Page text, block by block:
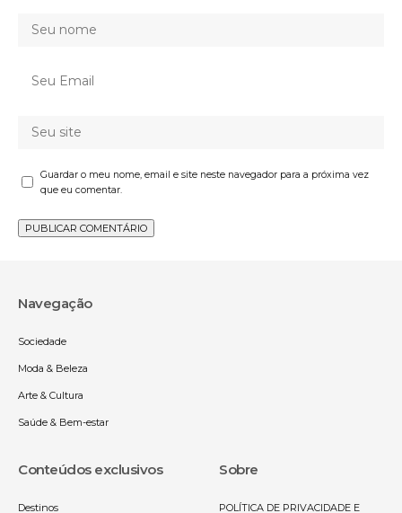
Guardar o meu nome, email e site neste navegador para a próxima vez
que eu comentar.
Navegação
Sociedade
Moda & Beleza
Arte & Cultura
Saúde & Bem-estar
Conteúdos exclusivos
Destinos
Sobre
POLÍTICA DE PRIVACIDADE E